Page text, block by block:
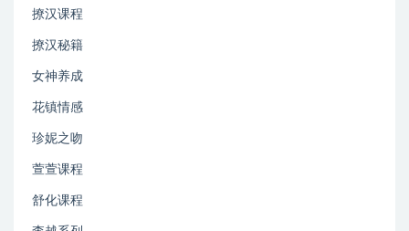
撩汉课程
撩汉秘籍
女神养成
花镇情感
珍妮之吻
萱萱课程
舒化课程